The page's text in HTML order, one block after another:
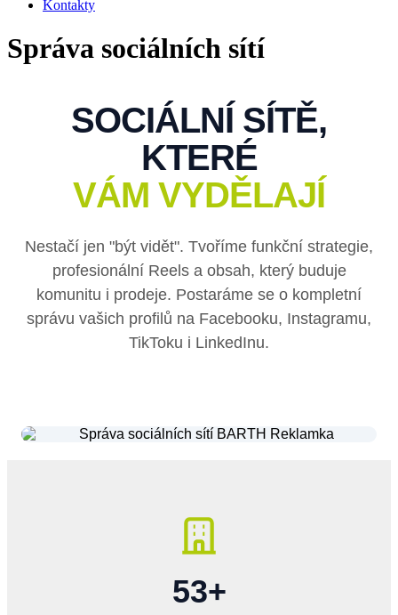
Kontakty
Správa sociálních sítí
SOCIÁLNÍ SÍTĚ,
KTERÉ
VÁM VYDĚLAJÍ
Nestačí jen "být vidět". Tvoříme funkční strategie,
profesionální Reels a obsah, který buduje
komunitu i prodeje. Postaráme se o kompletní
správu vašich profilů na Facebooku, Instagramu,
TikToku i LinkedInu.
53+